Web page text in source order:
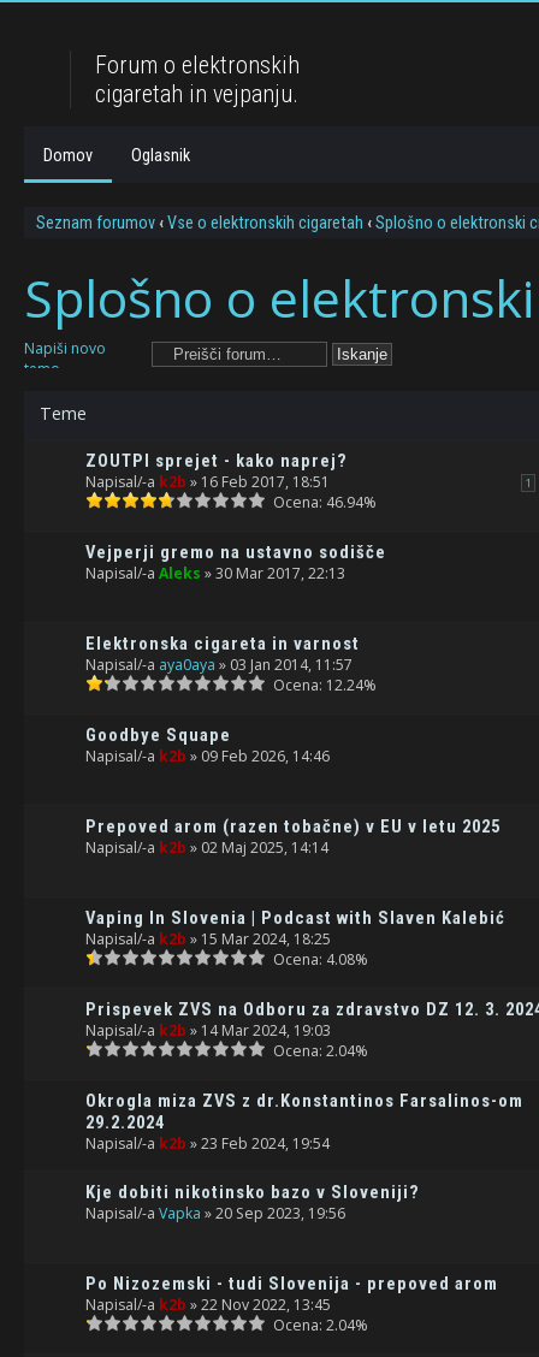
Forum o elektronskih
cigaretah in vejpanju.
Domov Oglasnik
Seznam forumov ‹Vse o elektronskih cigaretah ‹Splošno o elektronski
Splošno o
Napiši novo
temo
Teme
ZOUTPI sprejet - kako naprej?
1
Napisal/-a k2b » 16 Feb 2017, 18:51
Ocena: 46.94%
Vejperji gremo na ustavno sodišče
Napisal/-a Aleks » 30 Mar 2017, 22:13
Elektronska cigareta in varnost
Napisal/-a aya0aya » 03 Jan 2014, 11:57
Ocena: 12.24%
Goodbye Squape
Napisal/-a k2b » 09 Feb 2026, 14:46
Prepoved arom (razen tobačne) v EU v letu 2025
Napisal/-a k2b » 02 Maj 2025, 14:14
Vaping In Slovenia | Podcast with Slaven Kalebić
Napisal/-a k2b » 15 Mar 2024, 18:25
Ocena: 4.08%
Prispevek ZVS na Odboru za zdravstvo DZ 12. 3.
Napisal/-a k2b » 14 Mar 2024, 19:03
Ocena: 2.04%
Okrogla miza ZVS z dr.Konstantinos Farsalinos-om
29.2.2024
Napisal/-a k2b » 23 Feb 2024, 19:54
Kje dobiti nikotinsko bazo v Sloveniji?
Napisal/-a Vapka » 20 Sep 2023, 19:56
Po Nizozemski - tudi Slovenija - prepoved arom
Napisal/-a k2b » 22 Nov 2022, 13:45
Ocena: 2.04%